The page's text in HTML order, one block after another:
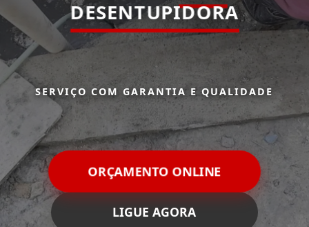
DESENTUPIDORA
SERVIÇO COM GARANTIA E QUALIDADE
ORÇAMENTO ONLINE
LIGUE AGORA